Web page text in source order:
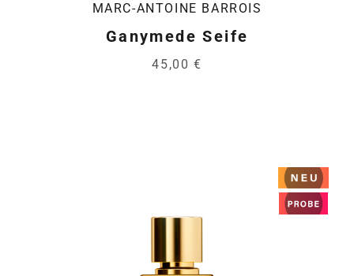
MARC-ANTOINE BARROIS
Ganymede Seife
45,00 €